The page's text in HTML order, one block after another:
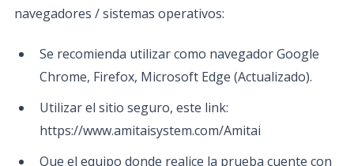
navegadores / sistemas operativos:
Se recomienda utilizar como navegador Google
Chrome, Firefox, Microsoft Edge (Actualizado).
Utilizar el sitio seguro, este link:
https://www.amitaisystem.com/Amitai
Que el equipo donde realice la prueba cuente con